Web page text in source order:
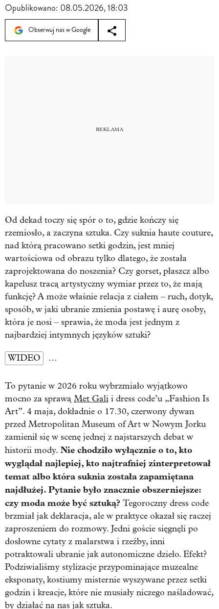
Opublikowano: 08.05.2026, 18:03
Obserwuj nas w Google
Od dekad toczy się spór o to, gdzie kończy się
rzemiosło, a zaczyna sztuka. Czy suknia haute couture,
nad którą pracowano setki godzin, jest mniej
wartościowa od obrazu tylko dlatego, że została
zaprojektowana do noszenia? Czy gorset, płaszcz albo
kapelusz tracą artystyczny wymiar przez to, że mają
funkcję? A może właśnie relacja z ciałem – ruch, dotyk,
sposób, w jaki ubranie zmienia postawę i aurę osoby,
która je nosi – sprawia, że moda jest jednym z
najbardziej intymnych języków sztuki?
WIDEO …
To pytanie w 2026 roku wybrzmiało wyjątkowo
mocno za sprawą Met Gali i dress code’u „Fashion Is
Art”. 4 maja, dokładnie o 17.30, czerwony dywan
przed Metropolitan Museum of Art w Nowym Jorku
zamienił się w scenę jednej z najstarszych debat w
historii mody. Nie chodziło wyłącznie o to, kto
wyglądał najlepiej, kto najtrafniej zinterpretował
temat albo która suknia została zapamiętana
najdłużej. Pytanie było znacznie obszerniejsze:
czy moda może być sztuką? Tegoroczny dress code
brzmiał jak deklaracja, ale w praktyce okazał się raczej
zaproszeniem do rozmowy. Jedni goście sięgnęli po
dosłowne cytaty z malarstwa i rzeźby, inni
potraktowali ubranie jak autonomiczne dzieło. Efekt?
Podziwialiśmy stylizacje przypominające muzealne
eksponaty, kostiumy misternie wyszywane przez setki
godzin i kreacje, które nie musiały niczego naśladować,
by działać na nas jak sztuka.